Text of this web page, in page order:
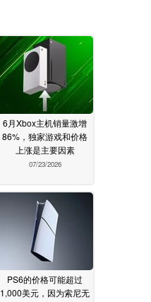
6月Xbox主机销量激增
86%，独家游戏和价格
上涨是主要因素
07/23/2026
PS6的价格可能超过
1,000美元，因为索尼无